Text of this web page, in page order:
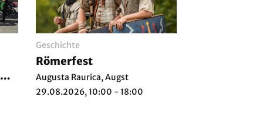
Geschichte
Römerfest
Augusta Raurica, Augst
29.08.2026, 10:00 - 18:00